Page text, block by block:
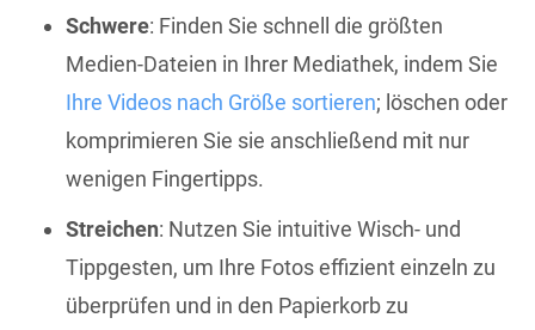
Schwere: Finden Sie schnell die größten
Medien-Dateien in Ihrer Mediathek, indem Sie
Ihre Videos nach Größe sortieren; löschen oder
komprimieren Sie sie anschließend mit nur
wenigen Fingertipps.
Streichen: Nutzen Sie intuitive Wisch- und
Tippgesten, um Ihre Fotos effizient einzeln zu
überprüfen und in den Papierkorb zu